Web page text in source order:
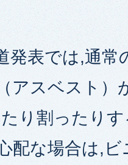
発表では,通常
アスベスト）
り割ったり
配な場合は,